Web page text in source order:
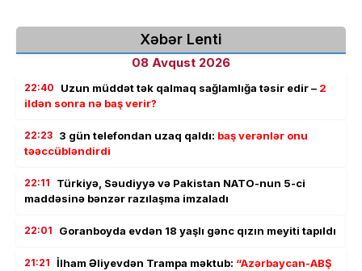
Xəbər Lenti
08 Avqust 2026
22:40 Uzun müddət tək qalmaq sağlamlığa təsir edir – 2
ildən sonra nə baş verir?
22:23 3 gün telefondan uzaq qaldı: baş verənlər onu
təəccübləndirdi
22:11
Türkiyə, Səudiyyə və Pakistan NATO-nun 5-ci
maddəsinə bənzər razılaşma imzaladı
22:01 Goranboyda evdən 18 yaşlı gənc qızın meyiti tapıldı
21:21 İlham Əliyevdən Trampa məktub: “Azərbaycan-ABŞ